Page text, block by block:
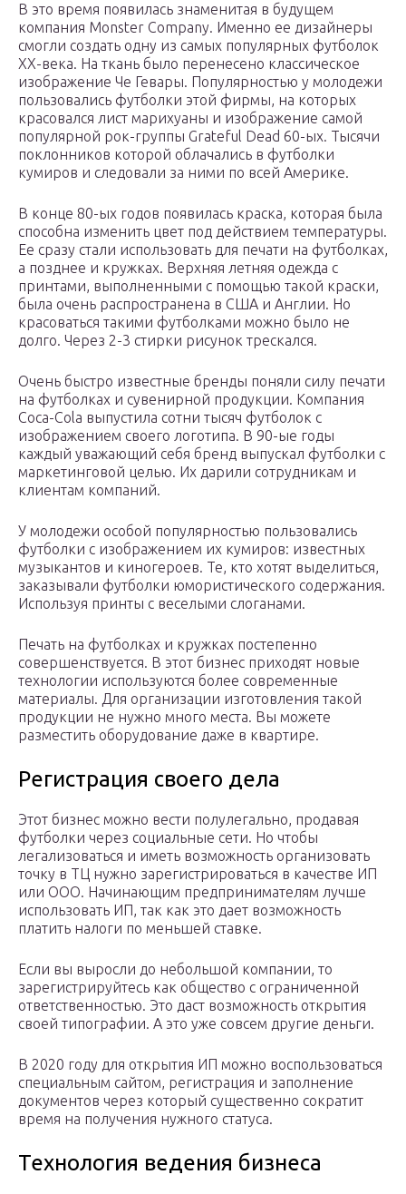
В это время появилась знаменитая в будущем
компания Monster Company. Именно ее дизайнеры
смогли создать одну из самых популярных футболок
XX-века. На ткань было перенесено классическое
изображение Че Гевары. Популярностью у молодежи
пользовались футболки этой фирмы, на которых
красовался лист марихуаны и изображение самой
популярной рок-группы Grateful Dead 60-ых. Тысячи
поклонников которой облачались в футболки
кумиров и следовали за ними по всей Америке.
В конце 80-ых годов появилась краска, которая была
способна изменить цвет под действием температуры.
Ее сразу стали использовать для печати на футболках,
а позднее и кружках. Верхняя летняя одежда с
принтами, выполненными с помощью такой краски,
была очень распространена в США и Англии. Но
красоваться такими футболками можно было не
долго. Через 2-3 стирки рисунок трескался.
Очень быстро известные бренды поняли силу печати
на футболках и сувенирной продукции. Компания
Coca-Cola выпустила сотни тысяч футболок с
изображением своего логотипа. В 90-ые годы
каждый уважающий себя бренд выпускал футболки с
маркетинговой целью. Их дарили сотрудникам и
клиентам компаний.
У молодежи особой популярностью пользовались
футболки с изображением их кумиров: известных
музыкантов и киногероев. Те, кто хотят выделиться,
заказывали футболки юмористического содержания.
Используя принты с веселыми слоганами.
Печать на футболках и кружках постепенно
совершенствуется. В этот бизнес приходят новые
технологии используются более современные
материалы. Для организации изготовления такой
продукции не нужно много места. Вы можете
разместить оборудование даже в квартире.
Регистрация своего дела
Этот бизнес можно вести полулегально, продавая
футболки через социальные сети. Но чтобы
легализоваться и иметь возможность организовать
точку в ТЦ нужно зарегистрироваться в качестве ИП
или ООО. Начинающим предпринимателям лучше
использовать ИП, так как это дает возможность
платить налоги по меньшей ставке.
Если вы выросли до небольшой компании, то
зарегистрируйтесь как общество с ограниченной
ответственностью. Это даст возможность открытия
своей типографии. А это уже совсем другие деньги.
В 2020 году для открытия ИП можно воспользоваться
специальным сайтом, регистрация и заполнение
документов через который существенно сократит
время на получения нужного статуса.
Технология ведения бизнеса